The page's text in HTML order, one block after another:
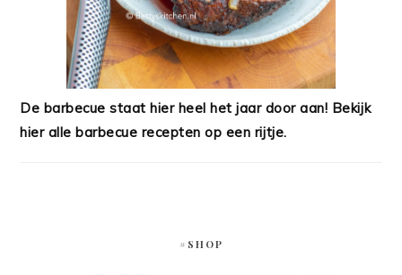
De barbecue staat hier heel het jaar door aan! Bekijk
hier alle barbecue recepten op een rijtje.
#SHOP